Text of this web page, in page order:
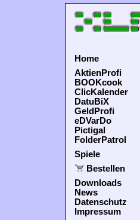
Home
AktienProfi
BOOKcook
ClicKalender
DatuBiX
GeldProfi
eDVarDo
Pictigal
FolderPatrol
Spiele
Bestellen
Downloads
News
Datenschutz
Impressum